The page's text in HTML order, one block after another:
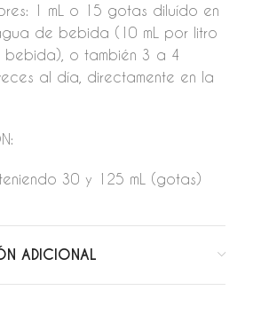
1 mL o 15 gotas diluído en
de bebida (10 mL por litro
o también 3 a 4
al día, directamente en la
30 y 125 mL (gotas)
ADICIONAL